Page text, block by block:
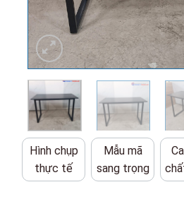
Hình chụp
thực tế
Mẫu mã
sang trọng